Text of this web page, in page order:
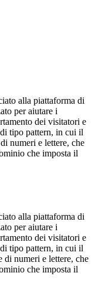
alla piattaforma di
per aiutare i
dei visitatori e
tipo pattern, in cui il
numeri e lettere, che
che imposta il
alla piattaforma di
per aiutare i
dei visitatori e
tipo pattern, in cui il
di numeri e lettere, che
che imposta il